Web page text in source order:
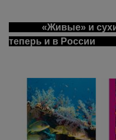
«Живые» и
теперь и в России